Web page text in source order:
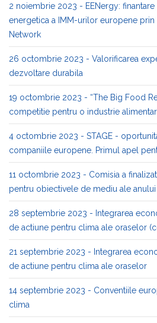
2 noiembrie 2023 - EENergy:
energetica a IMM-urilor europene prin
Network
26 octombrie 2023 - Valorificarea
dezvoltare durabila
19 octombrie 2023 - “The Big Food
competitie pentru o industrie
4 octombrie 2023 - STAGE -
companiile europene. Primul apel
11 octombrie 2023 - Comisia a finalizat
pentru obiectivele de mediu ale
28 septembrie 2023 - Integrarea
de actiune pentru clima ale oraselor
21 septembrie 2023 - Integrarea
de actiune pentru clima ale oraselor
14 septembrie 2023 - Conventiile
clima